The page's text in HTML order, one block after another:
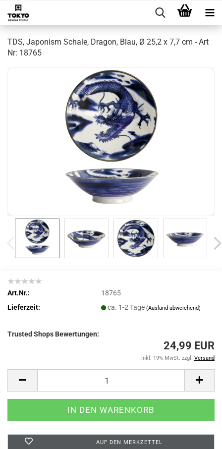
TDS, Japonism Schale, Dragon, Blau, Ø 25,2 x 7,7 cm - Art
Nr: 18765
Art.Nr.:
18765
Lieferzeit:
ca. 1-2 Tage(Ausland abweichend)
Trusted Shops Bewertungen:
24,99 EUR
inkl. 19% MwSt. zzgl. Versand
AUF DEN MERKZETTEL